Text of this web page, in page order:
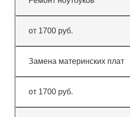
от 1700 руб.
Замена материнских плат
от 1700 руб.